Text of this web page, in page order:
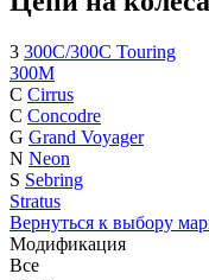
3 300C/300C Touring
300M
C Cirrus
C Concodre
G Grand Voyager
N Neon
S Sebring
Stratus
Вернуться к выбору
Модификация
Все